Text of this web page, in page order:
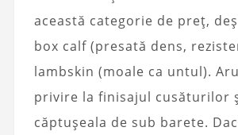
această categorie de preț,
box calf (presată dens,
lambskin (moale ca untul).
privire la finisajul cusăturilor
căptușeala de sub barete.